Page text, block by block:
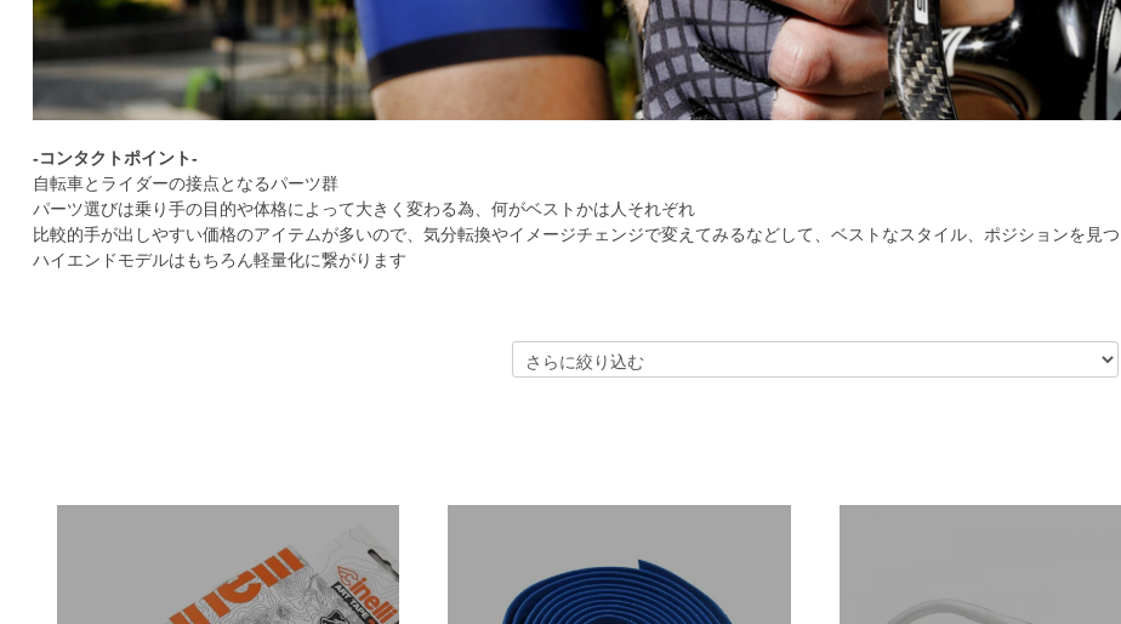
-コンタクトポイント-
自転車とライダーの接点となるパーツ群
パーツ選びは乗り手の目的や体格によって大きく変わる為、何がベストかは人それぞれ
比較的手が出しやすい価格のアイテムが多いので、気分転換やイメージチェンジで変えてみるなどして、ベストなスタイル、ポジションを見
ハイエンドモデルはもちろん軽量化に繋がります